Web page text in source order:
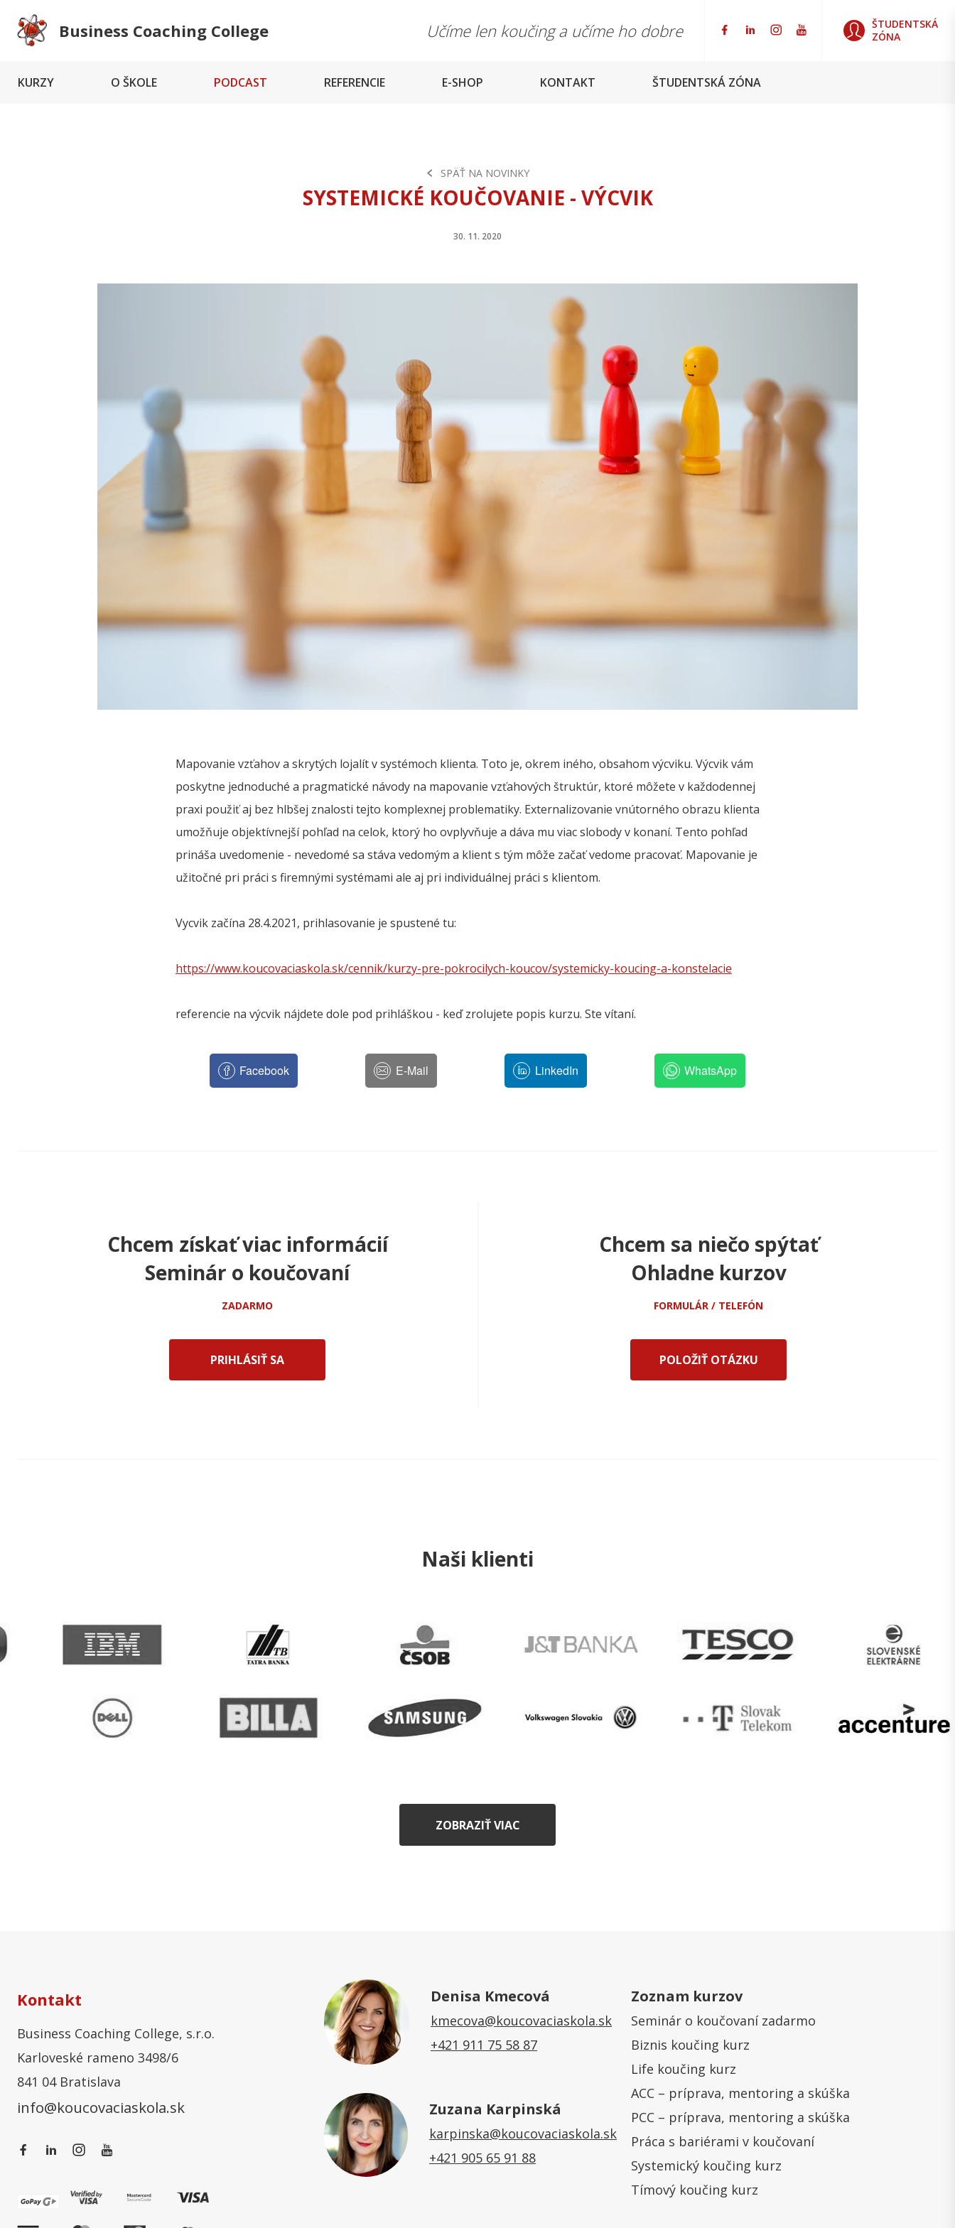
Business Coaching College Učíme len koučing a učíme ho dobre
ŠTUDENTSKÁ
ZÓNA
KURZY O ŠKOLE PODCAST REFERENCIE E-SHOP KONTAKT ŠTUDENTSKÁ ZÓNA
SPÄŤ NA NOVINKY
SYSTEMICKÉ KOUČOVANIE - VÝCVIK
30. 11. 2020
Mapovanie vzťahov a skrytých lojalít v systémoch klienta. Toto je, okrem iného, obsahom výcviku. Výcvik vám
poskytne jednoduché a pragmatické návody na mapovanie vzťahových štruktúr, ktoré môžete v každodennej
praxi použiť aj bez hlbšej znalosti tejto komplexnej problematiky. Externalizovanie vnútorného obrazu klienta
umožňuje objektívnejší pohľad na celok, ktorý ho ovplyvňuje a dáva mu viac slobody v konaní. Tento pohľad
prináša uvedomenie - nevedomé sa stáva vedomým a klient s tým môže začať vedome pracovať. Mapovanie je
užitočné pri práci s firemnými systémami ale aj pri individuálnej práci s klientom.
Vycvik začína 28.4.2021, prihlasovanie je spustené tu:
https://www.koucovaciaskola.sk/cennik/kurzy-pre-pokrocilych-koucov/systemicky-koucing-a-konstelacie
referencie na výcvik nájdete dole pod prihláškou - keď zrolujete popis kurzu. Ste vítaní.
Facebook E-Mail LinkedIn WhatsApp
Chcem získať viac informácií
Seminár o koučovaní
ZADARMO
PRIHLÁSIŤ SA
Chcem sa niečo spýtať
Ohladne kurzov
FORMULÁR / TELEFÓN
POLOŽIŤ OTÁZKU
Naši klienti
ZOBRAZIŤ VIAC
Kontakt
Business Coaching College, s.r.o.
Karloveské rameno 3498/6
841 04 Bratislava
info@koucovaciaskola.sk
Denisa Kmecová
kmecova@koucovaciaskola.sk
+421 911 75 58 87
Zuzana Karpinská
karpinska@koucovaciaskola.sk
+421 905 65 91 88
Zoznam kurzov
Seminár o koučovaní zadarmo
Biznis koučing kurz
Life koučing kurz
ACC – príprava, mentoring a skúška
PCC – príprava, mentoring a skúška
Práca s bariérami v koučovaní
Systemický koučing kurz
Tímový koučing kurz